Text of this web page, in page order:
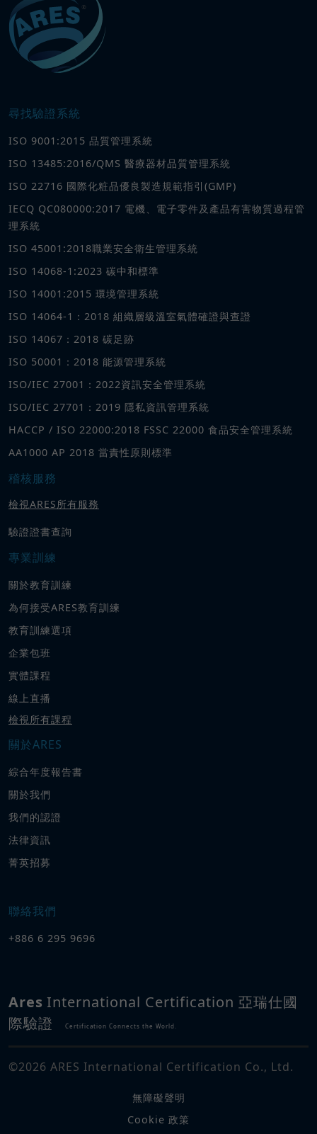
尋找驗證系統
ISO 9001:2015 品質管理系統
ISO 13485:2016/QMS 醫療器材品質管理系統
ISO 22716 國際化粧品優良製造規範指引(GMP)
IECQ QC080000:2017 電機、電子零件及產品有害物質過程管
理系統
ISO 45001:2018職業安全衛生管理系統
ISO 14068-1:2023 碳中和標準
ISO 14001:2015 環境管理系統
ISO 14064-1：2018 組織層級溫室氣體確證與查證
ISO 14067：2018 碳足跡
ISO 50001：2018 能源管理系統
ISO/IEC 27001：2022資訊安全管理系統
ISO/IEC 27701：2019 隱私資訊管理系統
HACCP / ISO 22000:2018 FSSC 22000 食品安全管理系統
AA1000 AP 2018 當責性原則標準
稽核服務
檢視ARES所有服務
驗證證書查詢
專業訓練
關於教育訓練
為何接受ARES教育訓練
教育訓練選項
企業包班
實體課程
線上直播
檢視所有課程
關於ARES
綜合年度報告書
關於我們
我們的認證
法律資訊
菁英招募
聯絡我們
+886 6 295 9696
Ares International Certification 亞瑞仕國
際驗證
Certification Connects the World.
©2026 ARES International Certification Co., Ltd.
無障礙聲明
Cookie 政策